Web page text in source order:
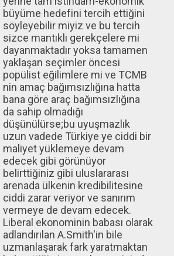
büyüme hedefini tercih ettiğini
söyleyebilir miyiz ve bu tercih
sizce mantıklı gerekçelere mi
dayanmaktadır yoksa tamamen
yaklaşan seçimler öncesi
popülist eğilimlere mi ve TCMB
nin amaç bağımsızlığına hatta
bana göre araç bağımsızlığına
da sahip olmadığı
düşünülürse;bu uyuşmazlık
uzun vadede Türkiye ye ciddi bir
maliyet yüklemeye devam
edecek gibi görünüyor
belirttiğiniz gibi uluslararası
arenada ülkenin kredibilitesine
ciddi zarar veriyor ve sanırım
vermeye de devam edecek.
Liberal ekonominin babası olarak
adlandırılan A.Smith'in bile
uzmanlaşarak fark yaratmaktan